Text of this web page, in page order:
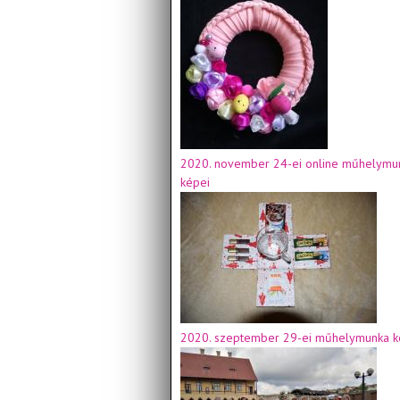
2020. november 24-ei online
képei
2020. szeptember 29-ei műhelymunka